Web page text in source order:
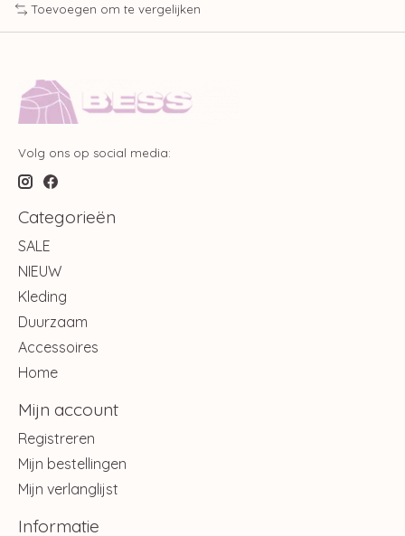
Toevoegen om te vergelijken
Volg ons op social media:
Categorieën
SALE
NIEUW
Kleding
Duurzaam
Accessoires
Home
Mijn account
Registreren
Mijn bestellingen
Mijn verlanglijst
Informatie